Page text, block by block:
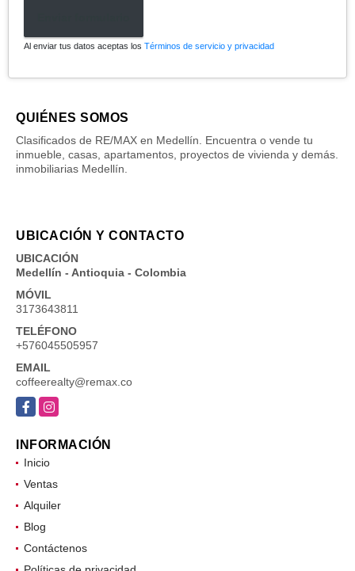
Al enviar tus datos aceptas los Términos de servicio y privacidad
QUIÉNES SOMOS
Clasificados de RE/MAX en Medellín. Encuentra o vende tu
inmueble, casas, apartamentos, proyectos de vivienda y demás.
inmobiliarias Medellín.
UBICACIÓN Y CONTACTO
UBICACIÓN
Medellín - Antioquia - Colombia
MÓVIL
3173643811
TELÉFONO
+576045505957
EMAIL
coffeerealty@remax.co
FacebookInstagram
INFORMACIÓN
Inicio
Ventas
Alquiler
Blog
Contáctenos